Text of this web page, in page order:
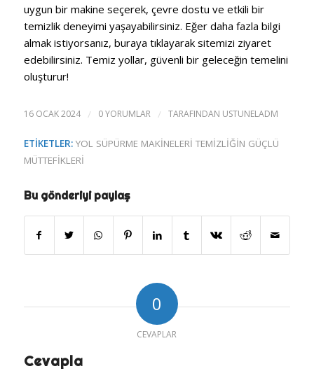
uygun bir makine seçerek, çevre dostu ve etkili bir
temizlik deneyimi yaşayabilirsiniz. Eğer daha fazla bilgi
almak istiyorsanız, buraya tıklayarak sitemizi ziyaret
edebilirsiniz. Temiz yollar, güvenli bir geleceğin temelini
oluşturur!
16 OCAK 2024 / 0 YORUMLAR / TARAFINDAN USTUNELADM
ETIKETLER: YOL SÜPÜRME MAKINELERI TEMIZLIĞIN GÜÇLÜ
MÜTTEFIKLERI
Bu gönderiyi paylaş
0
CEVAPLAR
Cevapla